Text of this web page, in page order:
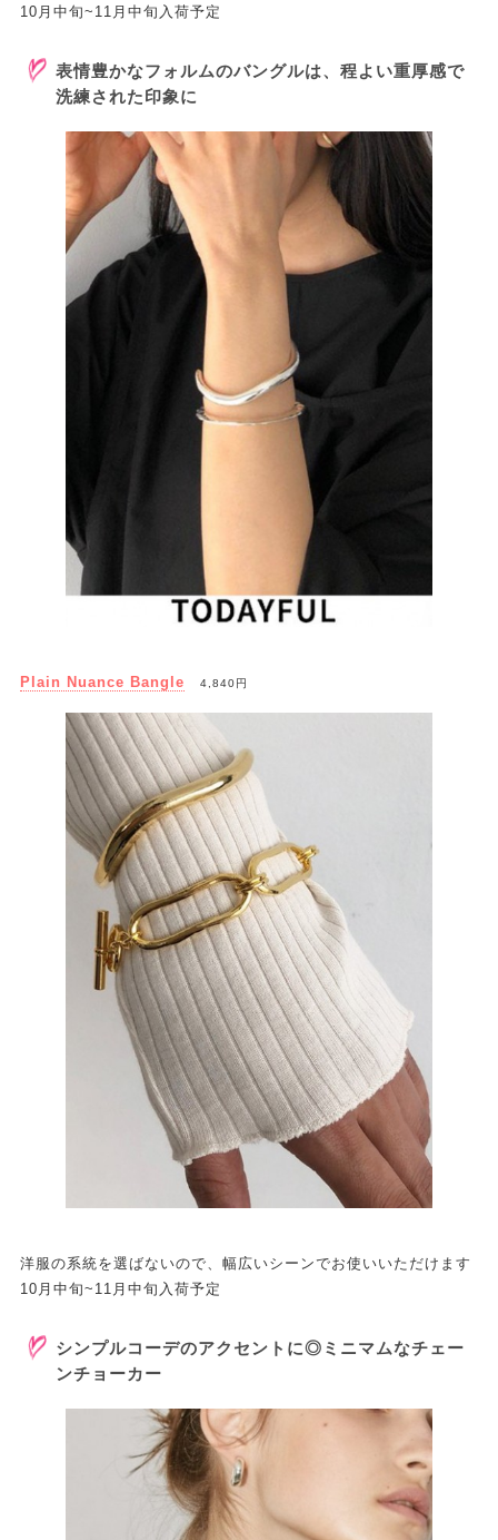
10月中旬~11月中旬入荷予定
表情豊かなフォルムのバングルは、程よい重厚感で
洗練された印象に
Plain Nuance Bangle 4,840円
洋服の系統を選ばないので、幅広いシーンでお使いいただけます
10月中旬~11月中旬入荷予定
シンプルコーデのアクセントに◎ミニマムなチェー
ンチョーカー